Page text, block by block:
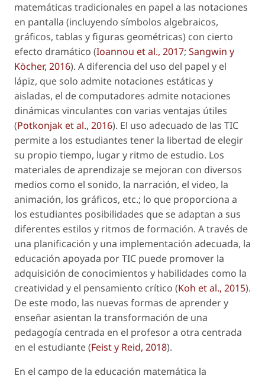
matemáticas tradicionales en papel a las notaciones
en pantalla (incluyendo símbolos algebraicos,
gráficos, tablas y figuras geométricas) con cierto
efecto dramático (Ioannou et al., 2017; Sangwin y
Köcher, 2016). A diferencia del uso del papel y el
lápiz, que solo admite notaciones estáticas y
aisladas, el de computadores admite notaciones
dinámicas vinculantes con varias ventajas útiles
(Potkonjak et al., 2016). El uso adecuado de las TIC
permite a los estudiantes tener la libertad de elegir
su propio tiempo, lugar y ritmo de estudio. Los
materiales de aprendizaje se mejoran con diversos
medios como el sonido, la narración, el video, la
animación, los gráficos, etc.; lo que proporciona a
los estudiantes posibilidades que se adaptan a sus
diferentes estilos y ritmos de formación. A través de
una planificación y una implementación adecuada, la
educación apoyada por TIC puede promover la
adquisición de conocimientos y habilidades como la
creatividad y el pensamiento crítico (Koh et al., 2015).
De este modo, las nuevas formas de aprender y
enseñar asientan la transformación de una
pedagogía centrada en el profesor a otra centrada
en el estudiante (Feist y Reid, 2018).
En el campo de la educación matemática la